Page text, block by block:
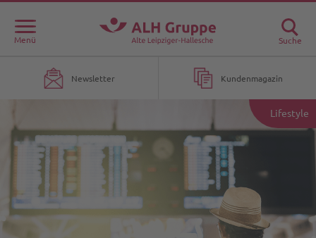
Menü Suche
Newsletter Kundenmagazin
Lifestyle